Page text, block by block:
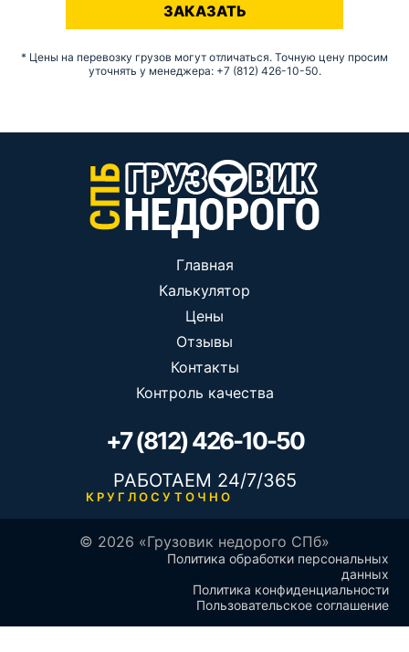
ЗАКАЗАТЬ
* Цены на перевозку грузов могут отличаться. Точную цену просим
уточнять у менеджера: +7 (812) 426-10-50.
Главная
Калькулятор
Цены
Отзывы
Контакты
Контроль качества
+7 (812) 426-10-50
РАБОТАЕМ 24/7/365
КРУГЛОСУТОЧНО
© 2026 «Грузовик недорого СПб»
Политика обработки персональных
данных
Политика конфиденциальности
Пользовательское соглашение